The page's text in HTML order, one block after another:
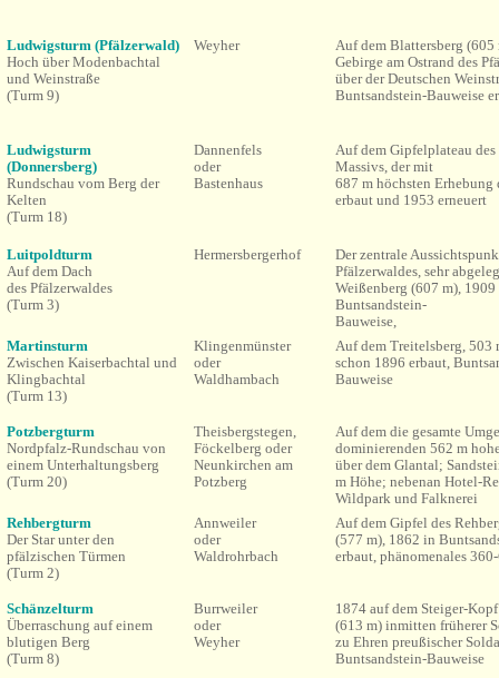
Ludwigsturm (Pfälzerwald)
Hoch über Modenbachtal
und Weinstraße
(Turm 9)
Weyher Auf dem Blattersberg (605
Gebirge am Ostrand des
über der Deutschen
Buntsandstein-Bauweise
Ludwigsturm
(Donnersberg)
Rundschau vom Berg der
Kelten
(Turm 18)
Dannenfels
oder
Bastenhaus
Auf dem Gipfelplateau des
Massivs, der mit
687 m höchsten Erhebung
erbaut und 1953 erneuert
Luitpoldturm
Auf dem Dach
des Pfälzerwaldes
(Turm 3)
Hermersbergerhof
Der zentrale
Pfälzerwaldes, sehr
Weißenberg (607 m),
Buntsandstein-
Bauweise,
Martinsturm
Zwischen Kaiserbachtal und
Klingbachtal
(Turm 13)
Klingenmünster
oder
Waldhambach
Auf dem Treitelsberg, 503
schon 1896 erbaut,
Bauweise
Potzbergturm
Nordpfalz-Rundschau von
einem Unterhaltungsberg
(Turm 20)
Theisbergstegen,
Föckelberg oder
Neunkirchen am
Potzberg
Auf dem die gesamte
dominierenden 562 m
über dem Glantal;
m Höhe; nebenan Hotel-
Wildpark und Falknerei
Rehbergturm
Der Star unter den
pfälzischen Türmen
(Turm 2)
Annweiler
oder
Waldrohrbach
Auf dem Gipfel des
(577 m), 1862 in
erbaut, phänomenales
Schänzelturm
Überraschung auf einem
blutigen Berg
(Turm 8)
Burrweiler
oder
Weyher
1874 auf dem Steiger-
(613 m) inmitten früherer
zu Ehren preußischer
Buntsandstein-Bauweise